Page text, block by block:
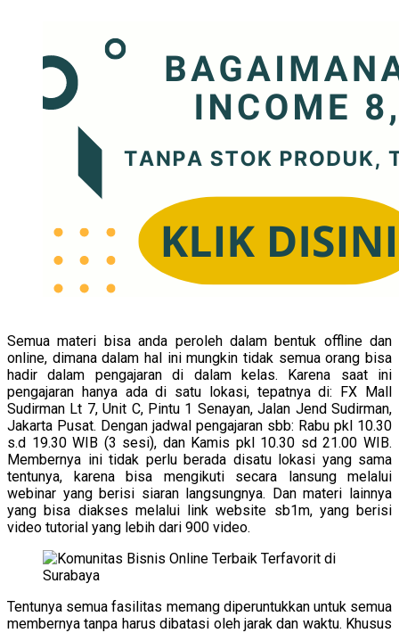
Semua materi bisa anda peroleh dalam bentuk offline dan
online, dimana dalam hal ini mungkin tidak semua orang bisa
hadir dalam pengajaran di dalam kelas. Karena saat ini
pengajaran hanya ada di satu lokasi, tepatnya di: FX Mall
Sudirman Lt 7, Unit C, Pintu 1 Senayan, Jalan Jend Sudirman,
Jakarta Pusat. Dengan jadwal pengajaran sbb: Rabu pkl 10.30
s.d 19.30 WIB (3 sesi), dan Kamis pkl 10.30 sd 21.00 WIB.
Membernya ini tidak perlu berada disatu lokasi yang sama
tentunya, karena bisa mengikuti secara lansung melalui
webinar yang berisi siaran langsungnya. Dan materi lainnya
yang bisa diakses melalui link website sb1m, yang berisi
video tutorial yang lebih dari 900 video.
Tentunya semua fasilitas memang diperuntukkan untuk semua
membernya tanpa harus dibatasi oleh jarak dan waktu. Khusus